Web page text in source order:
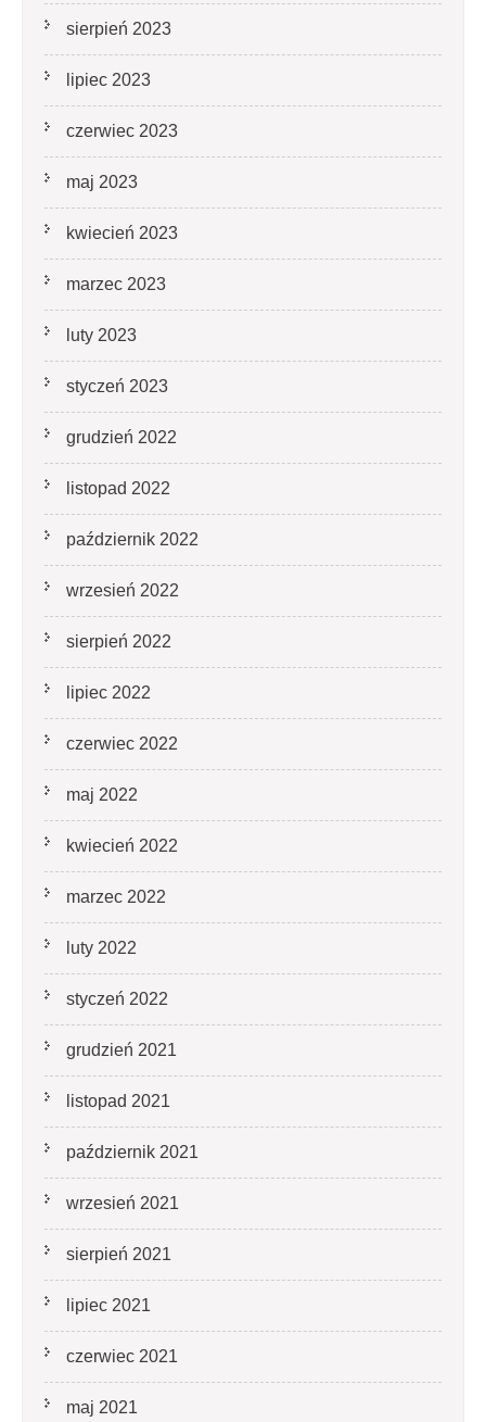
sierpień 2023
lipiec 2023
czerwiec 2023
maj 2023
kwiecień 2023
marzec 2023
luty 2023
styczeń 2023
grudzień 2022
listopad 2022
październik 2022
wrzesień 2022
sierpień 2022
lipiec 2022
czerwiec 2022
maj 2022
kwiecień 2022
marzec 2022
luty 2022
styczeń 2022
grudzień 2021
listopad 2021
październik 2021
wrzesień 2021
sierpień 2021
lipiec 2021
czerwiec 2021
maj 2021